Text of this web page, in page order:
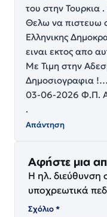
του στην Τουρκια
Θελω να πιστευω
Ελληνικης
ειναι εκτος απο
Με Τιμη στην
Δημοσιογραφια !…
03-06-2026 Φ.Π.
.
Απάντηση
Αφήστε μια
Η ηλ. διεύθυνση
υποχρεωτικά
Σχόλιο*